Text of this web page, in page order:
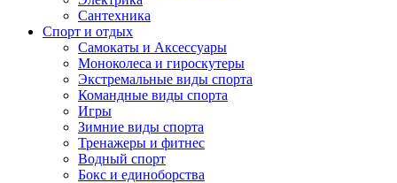
Сантехника
Спорт и отдых
Самокаты и Аксессуары
Моноколеса и гироскутеры
Экстремальные виды спорта
Командные виды спорта
Игры
Зимние виды спорта
Тренажеры и фитнес
Водный спорт
Бокс и единоборства